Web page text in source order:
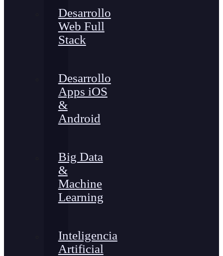
Desarrollo
Web Full
Stack
Desarrollo
Apps iOS
&
Android
Big Data
&
Machine
Learning
Inteligencia
Artificial